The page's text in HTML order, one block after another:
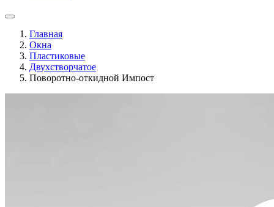
Главная
Окна
Пластиковые
Двухстворчатое
Поворотно-откидной Импост